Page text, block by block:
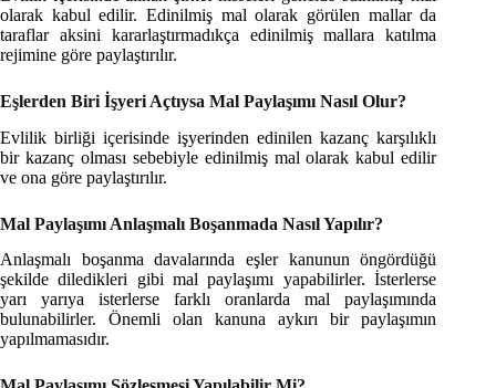
olarak kabul edilir. Edinilmiş mal olarak görülen mallar da
taraflar aksini kararlaştırmadıkça edinilmiş mallara katılma
rejimine göre paylaştırılır.
Eşlerden Biri İşyeri Açtıysa Mal Paylaşımı Nasıl Olur?
Evlilik birliği içerisinde işyerinden edinilen kazanç karşılıklı
bir kazanç olması sebebiyle edinilmiş mal olarak kabul edilir
ve ona göre paylaştırılır.
Mal Paylaşımı Anlaşmalı Boşanmada Nasıl Yapılır?
Anlaşmalı boşanma davalarında eşler kanunun öngördüğü
şekilde diledikleri gibi mal paylaşımı yapabilirler. İsterlerse
yarı yarıya isterlerse farklı oranlarda mal paylaşımında
bulunabilirler. Önemli olan kanuna aykırı bir paylaşımın
yapılmamasıdır.